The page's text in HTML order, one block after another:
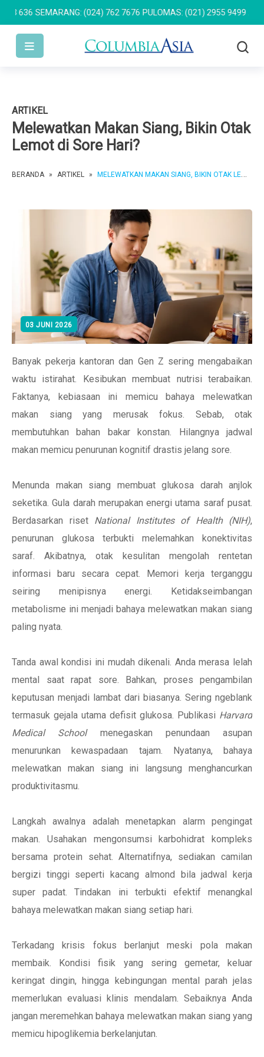
636 SEMARANG: (024) 762 7676 PULOMAS: (021) 2955 9499
ARTIKEL
Melewatkan Makan Siang, Bikin Otak
Lemot di Sore Hari?
BERANDA » ARTIKEL » MELEWATKAN MAKAN SIANG, BIKIN OTAK LEMOT DI SORE HARI?
03 JUNI 2026
Banyak pekerja kantoran dan Gen Z sering mengabaikan
waktu istirahat. Kesibukan membuat nutrisi terabaikan.
Faktanya, kebiasaan ini memicu bahaya melewatkan
makan siang yang merusak fokus. Sebab, otak
membutuhkan bahan bakar konstan. Hilangnya jadwal
makan memicu penurunan kognitif drastis jelang sore.
Menunda makan siang membuat glukosa darah anjlok
seketika. Gula darah merupakan energi utama saraf pusat.
Berdasarkan riset National Institutes of Health (NIH),
penurunan glukosa terbukti melemahkan konektivitas
saraf. Akibatnya, otak kesulitan mengolah rentetan
informasi baru secara cepat. Memori kerja terganggu
seiring menipisnya energi. Ketidakseimbangan
metabolisme ini menjadi bahaya melewatkan makan siang
paling nyata.
Tanda awal kondisi ini mudah dikenali. Anda merasa lelah
mental saat rapat sore. Bahkan, proses pengambilan
keputusan menjadi lambat dari biasanya. Sering ngeblank
termasuk gejala utama defisit glukosa. Publikasi Harvard
Medical Schoolmenegaskan penundaan asupan
menurunkan kewaspadaan tajam. Nyatanya, bahaya
melewatkan makan siang ini langsung menghancurkan
produktivitasmu.
Langkah awalnya adalah menetapkan alarm pengingat
makan. Usahakan mengonsumsi karbohidrat kompleks
bersama protein sehat. Alternatifnya, sediakan camilan
bergizi tinggi seperti kacang almond bila jadwal kerja
super padat. Tindakan ini terbukti efektif menangkal
bahaya melewatkan makan siang setiap hari.
Terkadang krisis fokus berlanjut meski pola makan
membaik. Kondisi fisik yang sering gemetar, keluar
keringat dingin, hingga kebingungan mental parah jelas
memerlukan evaluasi klinis mendalam. Sebaiknya Anda
jangan meremehkan bahaya melewatkan makan siang yang
memicu hipoglikemia berkelanjutan.